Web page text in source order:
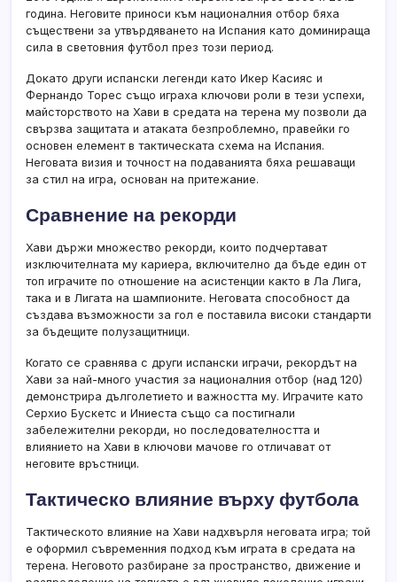
година. Неговите приноси към националния отбор бяха
съществени за утвърдяването на Испания като доминираща
сила в световния футбол през този период.
Докато други испански легенди като Икер Касияс и
Фернандо Торес също играха ключови роли в тези успехи,
майсторството на Хави в средата на терена му позволи да
свързва защитата и атаката безпроблемно, правейки го
основен елемент в тактическата схема на Испания.
Неговата визия и точност на подаванията бяха решаващи
за стил на игра, основан на притежание.
Сравнение на рекорди
Хави държи множество рекорди, които подчертават
изключителната му кариера, включително да бъде един от
топ играчите по отношение на асистенции както в Ла Лига,
така и в Лигата на шампионите. Неговата способност да
създава възможности за гол е поставила високи стандарти
за бъдещите полузащитници.
Когато се сравнява с други испански играчи, рекордът на
Хави за най-много участия за националния отбор (над 120)
демонстрира дълголетието и важността му. Играчите като
Серхио Бускетс и Иниеста също са постигнали
забележителни рекорди, но последователността и
влиянието на Хави в ключови мачове го отличават от
неговите връстници.
Тактическо влияние върху футбола
Тактическото влияние на Хави надхвърля неговата игра; той
е оформил съвременния подход към играта в средата на
терена. Неговото разбиране за пространство, движение и